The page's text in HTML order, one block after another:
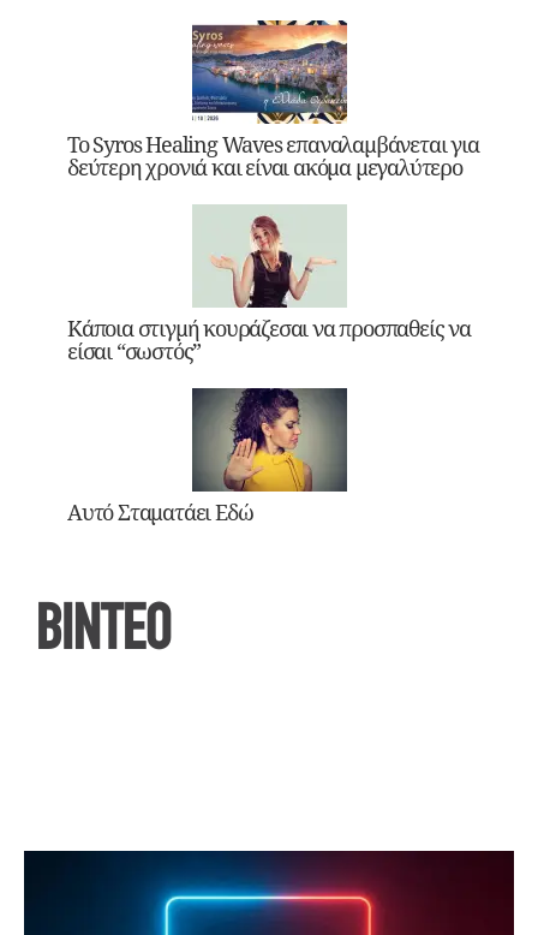
Το Syros Healing Waves επαναλαμβάνεται για
δεύτερη χρονιά και είναι ακόμα μεγαλύτερο
Κάποια στιγμή κουράζεσαι να προσπαθείς να
είσαι “σωστός”
Αυτό Σταματάει Εδώ
ΒΙΝΤΕΟ